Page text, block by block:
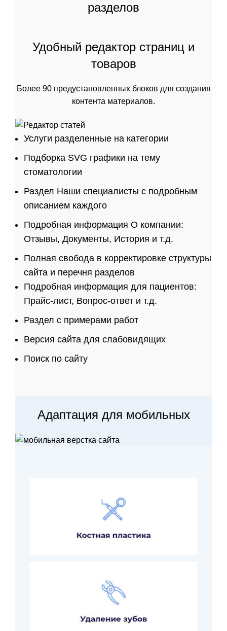
разделов
Удобный редактор страниц и
товаров
Более 90 предустановленных блоков для создания
контента материалов.
Услуги разделенные на категории
Подборка SVG графики на тему
стоматологии
Раздел Наши специалисты с подробным
описанием каждого
Подробная информация О компании:
Отзывы, Документы, История и т.д.
Полная свобода в корректировке структуры
сайта и перечня разделов
Подробная информация для пациентов:
Прайс-лист, Вопрос-ответ и т.д.
Раздел с примерами работ
Версия сайта для слабовидящих
Поиск по сайту
Адаптация для мобильных